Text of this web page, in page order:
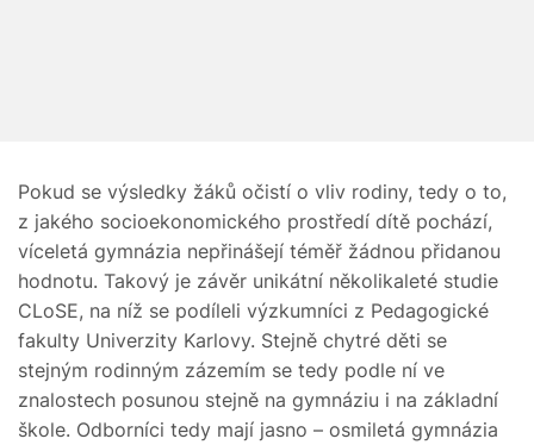
Pokud se výsledky žáků očistí o vliv rodiny, tedy o to,
z jakého socioekonomického prostředí dítě pochází,
víceletá gymnázia nepřinášejí téměř žádnou při­danou
hodnotu. Takový je závěr unikátní několikaleté studie
CLoSE, na níž se podíleli výzkumníci z Pedagogické
fakulty Univerzity Karlovy. Stejně chytré děti se
stejným rodinným zázemím se tedy podle ní ve
znalostech posunou stejně na gym­náziu i na základní
škole. Odborníci tedy mají jasno – osmiletá gymnázia